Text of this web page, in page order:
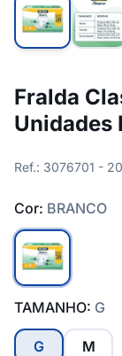
Fralda
Unidades
Ref.: 3076701 -
Cor: BRANCO
TAMANHO: G
G M